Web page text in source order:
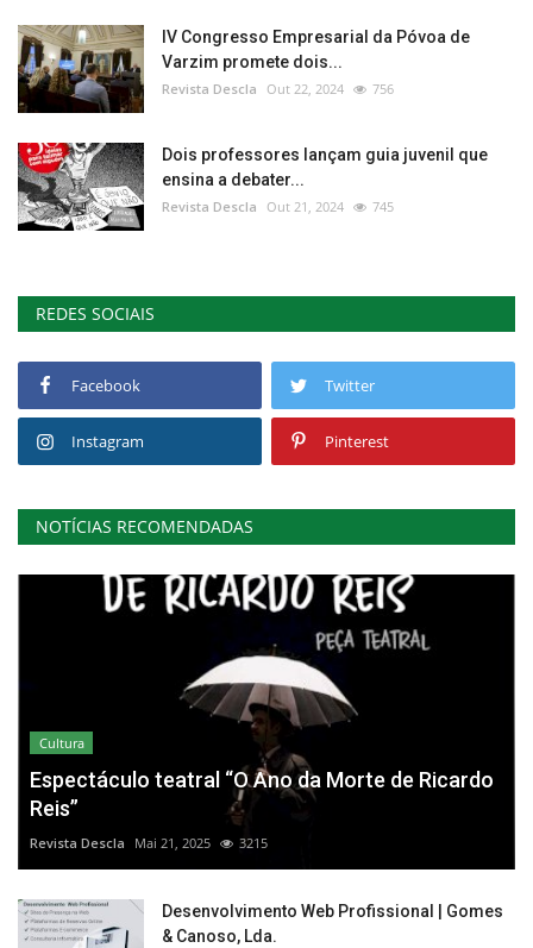
IV Congresso Empresarial da Póvoa de
Varzim promete dois...
Revista Descla Out 22, 2024 756
Dois professores lançam guia juvenil que
ensina a debater...
Revista Descla Out 21, 2024 745
REDES SOCIAIS
Facebook Twitter
Instagram Pinterest
NOTÍCIAS RECOMENDADAS
Cultura
Espectáculo teatral “O Ano da Morte de Ricardo
Reis”
Revista Descla Mai 21, 2025 3215
Desenvolvimento Web Profissional | Gomes
& Canoso, Lda.